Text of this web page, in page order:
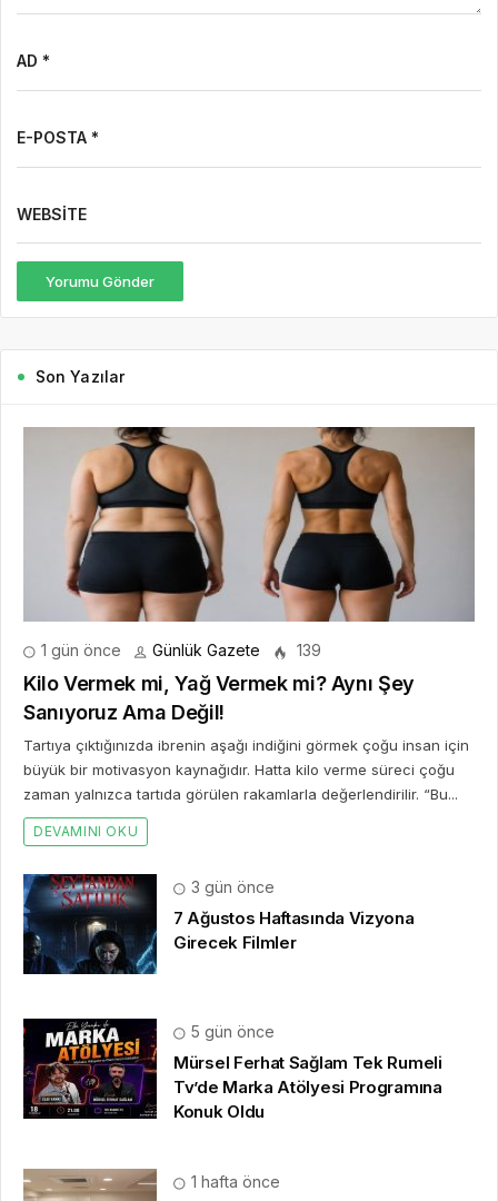
AD *
E-POSTA *
WEBSITE
Yorumu Gönder
Son Yazılar
1 gün önce Günlük Gazete 139
Kilo Vermek mi, Yağ Vermek mi? Aynı Şey
Sanıyoruz Ama Değil!
Tartıya çıktığınızda ibrenin aşağı indiğini görmek çoğu insan için
büyük bir motivasyon kaynağıdır. Hatta kilo verme süreci çoğu
zaman yalnızca tartıda görülen rakamlarla değerlendirilir. “Bu...
DEVAMINI OKU
3 gün önce
7 Ağustos Haftasında Vizyona
Girecek Filmler
5 gün önce
Mürsel Ferhat Sağlam Tek Rumeli
Tv’de Marka Atölyesi Programına
Konuk Oldu
1 hafta önce